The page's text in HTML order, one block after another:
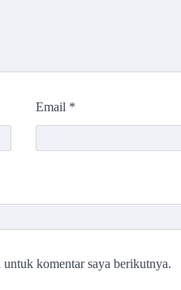
Email *
komentar saya berikutnya.